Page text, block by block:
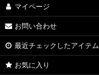
マイページ
お問い合わせ
最近チェックしたアイテム
お気に入り